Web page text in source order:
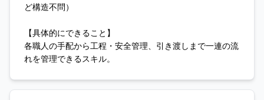
ど構造不問）
【具体的にできること】
各職人の手配から工程・安全管理、引き渡しまで一連の流
れを管理できるスキル。